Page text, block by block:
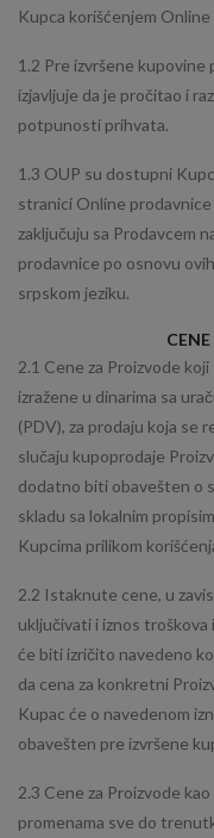
Kupca korišćenjem
1.2 Pre izvršene
izjavljuje da je pročitao i
potpunosti prihvata.
1.3 OUP su dostupni
stranici Online
zaključuju sa Prodavcem
prodavnice po osnovu
srpskom jeziku.
2.1 Cene za Proizvode
izražene u dinarima sa
(PDV), za prodaju koja se
slučaju kupoprodaje
dodatno biti obavešten o
skladu sa lokalnim
Kupcima prilikom
2.2 Istaknute cene, u
uključivati i iznos
će biti izričito navedeno
da cena za konkretni
Kupac će o navedenom
obavešten pre izvršene
2.3 Cene za Proizvode
promenama sve do